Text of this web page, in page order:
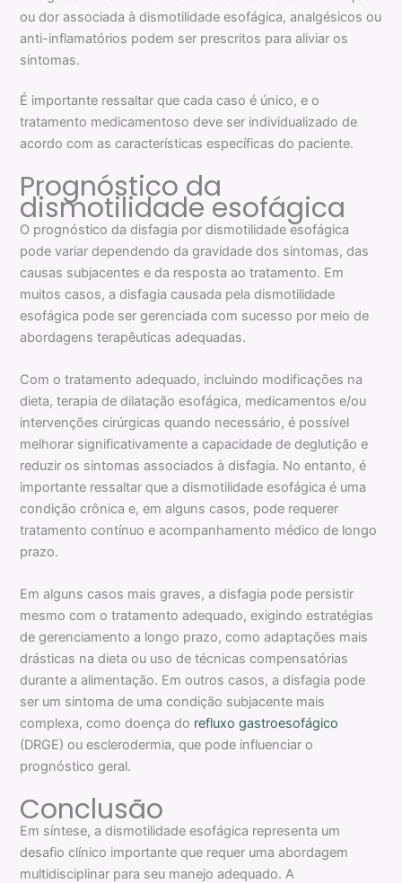
ou dor associada à dismotilidade esofágica, analgésicos ou
anti-inflamatórios podem ser prescritos para aliviar os
sintomas.
É importante ressaltar que cada caso é único, e o
tratamento medicamentoso deve ser individualizado de
acordo com as características específicas do paciente.
Prognóstico da
dismotilidade esofágica
O prognóstico da disfagia por dismotilidade esofágica
pode variar dependendo da gravidade dos sintomas, das
causas subjacentes e da resposta ao tratamento. Em
muitos casos, a disfagia causada pela dismotilidade
esofágica pode ser gerenciada com sucesso por meio de
abordagens terapêuticas adequadas.
Com o tratamento adequado, incluindo modificações na
dieta, terapia de dilatação esofágica, medicamentos e/ou
intervenções cirúrgicas quando necessário, é possível
melhorar significativamente a capacidade de deglutição e
reduzir os sintomas associados à disfagia. No entanto, é
importante ressaltar que a dismotilidade esofágica é uma
condição crônica e, em alguns casos, pode requerer
tratamento contínuo e acompanhamento médico de longo
prazo.
Em alguns casos mais graves, a disfagia pode persistir
mesmo com o tratamento adequado, exigindo estratégias
de gerenciamento a longo prazo, como adaptações mais
drásticas na dieta ou uso de técnicas compensatórias
durante a alimentação. Em outros casos, a disfagia pode
ser um sintoma de uma condição subjacente mais
complexa, como doença do refluxo gastroesofágico
(DRGE) ou esclerodermia, que pode influenciar o
prognóstico geral.
Conclusão
Em síntese, a dismotilidade esofágica representa um
desafio clínico importante que requer uma abordagem
multidisciplinar para seu manejo adequado. A